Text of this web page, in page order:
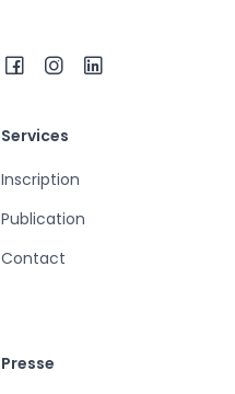
Services
Inscription
Publication
Contact
Presse